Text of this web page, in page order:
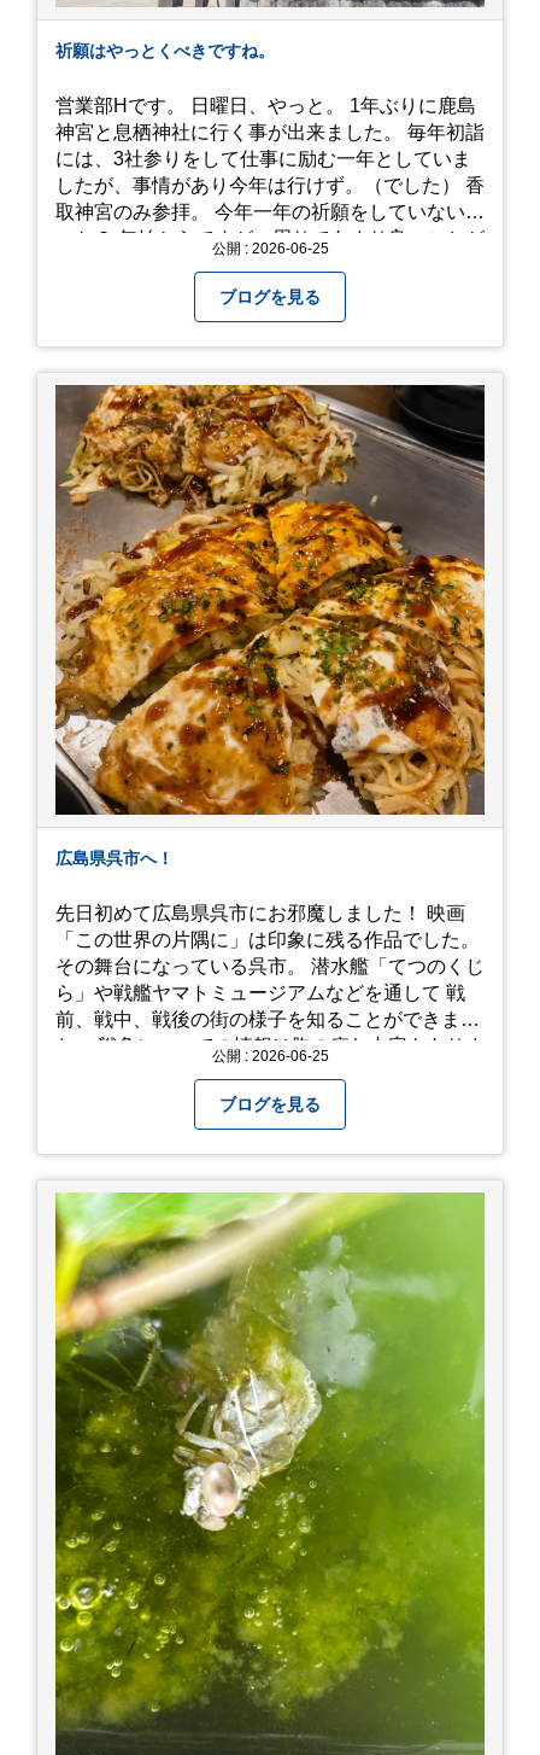
祈願はやっとくべきですね。
営業部Hです。 日曜日、やっと。 1年ぶりに鹿島
神宮と息栖神社に行く事が出来ました。 毎年初詣
には、3社参りをして仕事に励む一年としていま
したが、事情があり今年は行けず。（でした） 香
取神宮のみ参拝。 今年一年の祈願をしていないせ
いか？ 年始からですが、周りであまり良いことが
から、あっという間に半年が過ぎやっとこさ。 3
日後のこと。不思議ですね。 気にかかる事1つ
目。友人の長期入院から退院の知らせあり！ 気に
かかる事2つ目。疎遠だった知人の訪問あり！ 気
にかかるetcが徐々に....。 気の持ちようと、タイ
ミングかもしれませんが。お宮参りはお薦めで
す。
公開 : 2026-06-25
ブログを見る
広島県呉市へ！
先日初めて広島県呉市にお邪魔しました！ 映画
「この世界の片隅に」は印象に残る作品でした。
その舞台になっている呉市。 潜水艦「てつのくじ
ら」や戦艦ヤマトミュージアムなどを通して 戦
前、戦中、戦後の街の様子を知ることができまし
た。 戦争についての情報は胸の痛む内容もありま
て本当に良かったです！ そして美味しい物もたく
さん。 写真は地元のスーパーで買った自分へのお
土産たち。 お好み焼きもやっぱり美味しいです
ね！ 広島また遊びに行きたいです♪
公開 : 2026-06-25
ブログを見る